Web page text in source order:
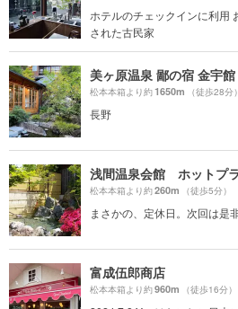
ホテルのチェックインに利用
された古民家
美ヶ原温泉 鄙の宿 金宇館
松本本箱より約1650m （徒歩28分）
長野
浅間温泉会館 ホットプ
松本本箱より約260m （徒歩5分）
まさかの、定休日。次回は是
富成伍郎商店
松本本箱より約960m （徒歩16分）